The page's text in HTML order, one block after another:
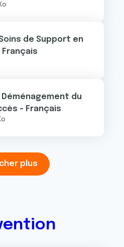
de Support en
Français
Déménagement du
- Français
plus